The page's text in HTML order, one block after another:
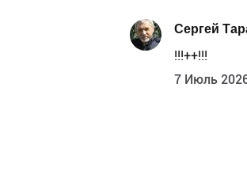
Сергей
!!!++!!!
7 Июль